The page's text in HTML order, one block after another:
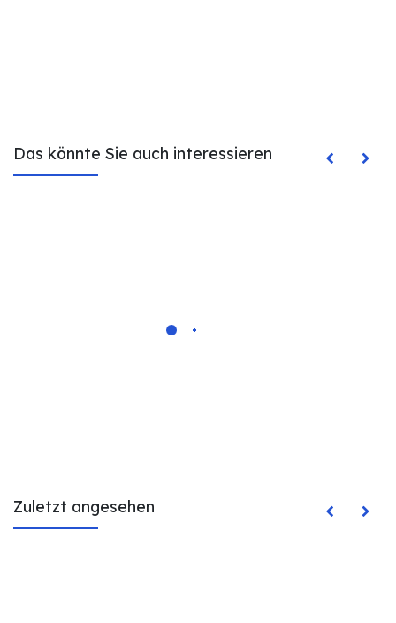
Das könnte Sie auch interessieren
Zuletzt angesehen